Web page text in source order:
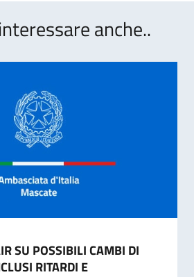
anche..
SU POSSIBILI CAMBI DI
RITARDI E